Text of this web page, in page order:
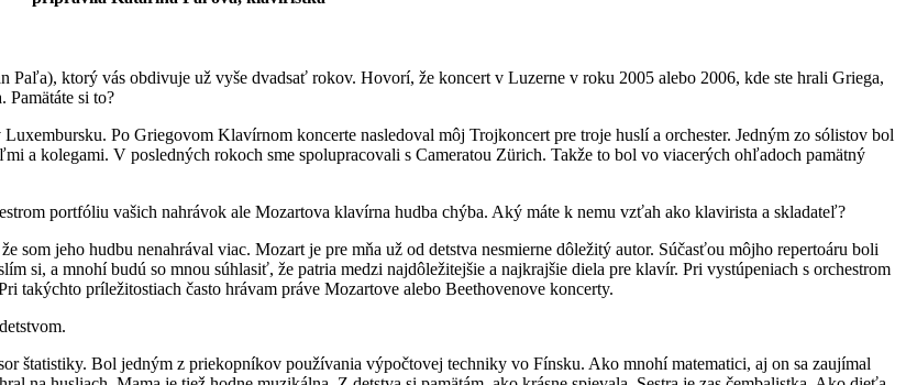
Paľa), ktorý vás obdivuje už vyše dvadsať rokov. Hovorí, že koncert v Luzerne v roku 2005 alebo 2006, kde ste hrali Griega,
si to?
Po Griegovom Klavírnom koncerte nasledoval môj Trojkoncert pre troje huslí a orchester. Jedným zo sólistov bol
a kolegami. V posledných rokoch sme spolupracovali s Cameratou Zürich. Takže to bol vo viacerých ohľadoch pamätný
portfóliu vašich nahrávok ale Mozartova klavírna hudba chýba. Aký máte k nemu vzťah ako klavirista a skladateľ?
jeho hudbu nenahrával viac. Mozart je pre mňa už od detstva nesmierne dôležitý autor. Súčasťou môjho repertoáru boli
si, a mnohí budú so mnou súhlasiť, že patria medzi najdôležitejšie a najkrajšie diela pre klavír. Pri vystúpeniach s orchestrom
takýchto príležitostiach často hrávam práve Mozartove alebo Beethovenove koncerty.
štatistiky. Bol jedným z priekopníkov používania výpočtovej techniky vo Fínsku. Ako mnohí matematici, aj on sa zaujímal